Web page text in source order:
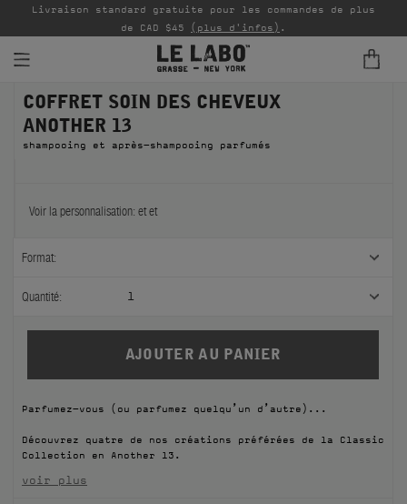
PARFUMS
REFILLS
À PROPOS
Livraison standard gratuite pour les commandes de plus
de CAD $45 (plus d'infos) .
COFFRET SOIN DES CHEVEUX
ANOTHER 13
shampooing et après-shampooing parfumés
Voir la personnalisation: etet
Format:
Quantité: 1
Parfumez-vous (ou parfumez quelqu’un d’autre)...
Découvrez quatre de nos créations préférées de la Classic
Collection en Another 13.
voir plus